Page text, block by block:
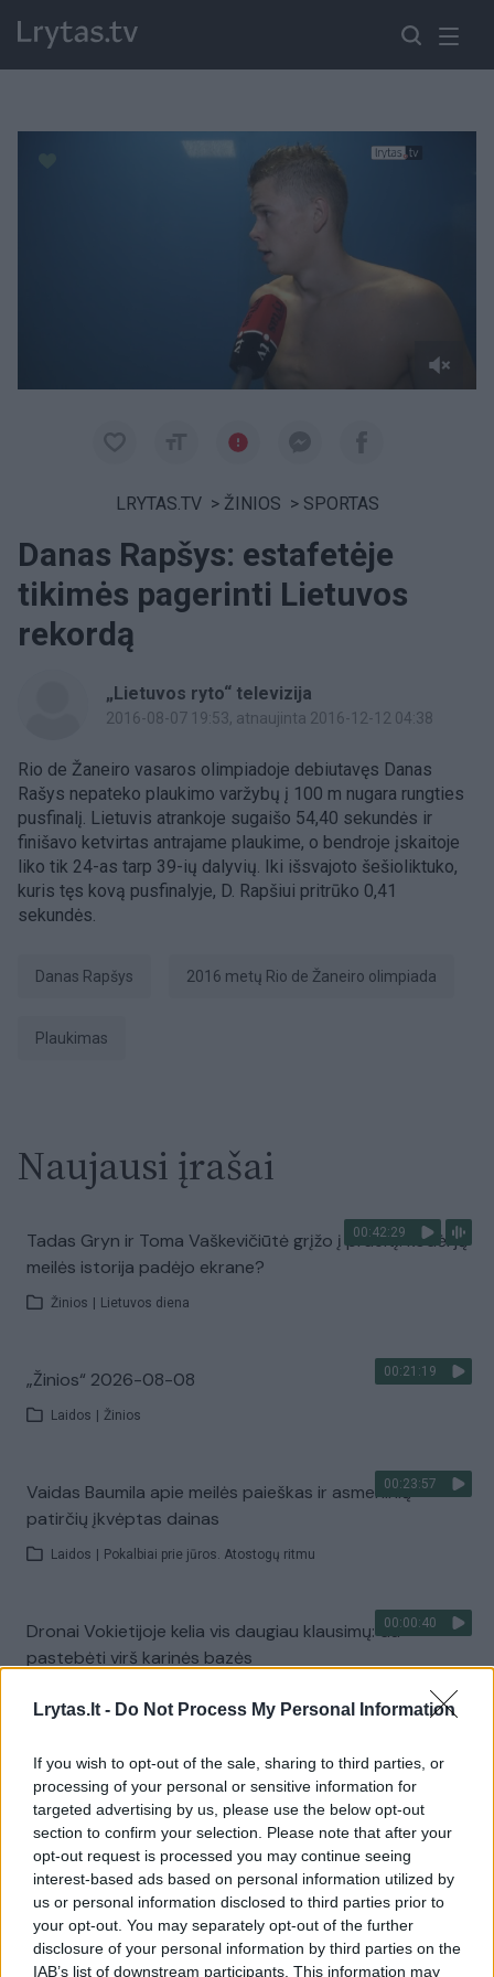
Lrytas.lt - Do Not Process My Personal Information
If you wish to opt-out of the sale, sharing to third parties, or
processing of your personal or sensitive information for
targeted advertising by us, please use the below opt-out
section to confirm your selection. Please note that after your
opt-out request is processed you may continue seeing
interest-based ads based on personal information utilized by
us or personal information disclosed to third parties prior to
your opt-out. You may separately opt-out of the further
disclosure of your personal information by third parties on the
IAB’s list of downstream participants. This information may
LRYTAS.TV > ŽINIOS > SPORTAS
Danas Rapšys: estafetėje
tikimės pagerinti Lietuvos
rekordą
„Lietuvos ryto“ televizija
2016-08-07 19:53, atnaujinta 2016-12-12 04:38
Rio de Žaneiro vasaros olimpiadoje debiutavęs Danas
Rašys nepateko plaukimo varžybų į 100 m nugara rungties
pusfinalį. Lietuvis atrankoje sugaišo 54,40 sekundės ir
finišavo ketvirtas antrajame plaukime, o bendroje įskaitoje
liko tik 24-as tarp 39-ių dalyvių. Iki išsvajoto šešioliktuko,
kuris tęs kovą pusfinalyje, D. Rapšiui pritrūko 0,41
sekundės.
Danas Rapšys 2016 metų Rio de Žaneiro olimpiada
Plaukimas
Naujausi įrašai
00:42:29
Tadas Gryn ir Toma Vaškevičiūtė grįžo į praeitį: kodėl jų
meilės istorija padėjo ekrane?
Žinios Lietuvos diena
00:21:19
„Žinios“ 2026-08-08
Laidos Žinios
00:23:57
Vaidas Baumila apie meilės paieškas ir asmeninių
patirčių įkvėptas dainas
Laidos Pokalbiai prie jūros. Atostogų ritmu
00:00:40
Dronai Vokietijoje kelia vis daugiau klausimų: du
pastebėti virš karinės bazės
Visi įrašai
Žiūrimiausi įrašai
00:00:30
Vaizdai iš tragiškos avarijos Vilniaus r.: dviejų moterų ir